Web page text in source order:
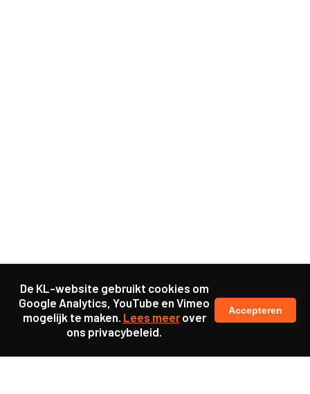
De KL-website gebruikt cookies om
Google Analytics, YouTube en Vimeo
mogelijk te maken. Lees meerover
ons privacybeleid.
Accepteren